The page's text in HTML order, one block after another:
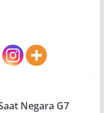
Negara G7